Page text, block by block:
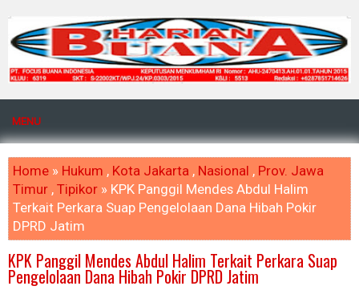
MENU
Home » Hukum , Kota Jakarta , Nasional , Prov. Jawa
Timur , Tipikor » KPK Panggil Mendes Abdul Halim
Terkait Perkara Suap Pengelolaan Dana Hibah Pokir
DPRD Jatim
KPK Panggil Mendes Abdul Halim Terkait Perkara Suap
Pengelolaan Dana Hibah Pokir DPRD Jatim